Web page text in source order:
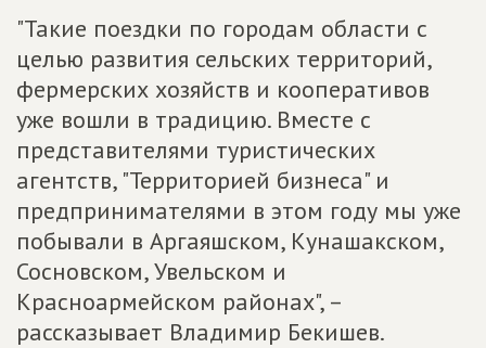
"Такие поездки по городам области с
целью развития сельских территорий,
фермерских хозяйств и кооперативов
уже вошли в традицию. Вместе с
представителями туристических
агентств, "Территорией бизнеса" и
предпринимателями в этом году мы уже
побывали в Аргаяшском, Кунашакском,
Сосновском, Увельском и
Красноармейском районах", –
рассказывает Владимир Бекишев.